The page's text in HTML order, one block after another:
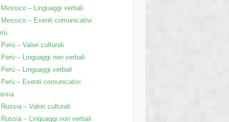
Messico – Linguaggi verbali
Messico – Eventi comunicativi
Perù – Valori culturali
Perù – Linguaggi non verbali
Perù – Linguaggi verbali
Perù – Eventi comunicativi
Russia – Valori culturali
Russia – Linguaggi non verbali